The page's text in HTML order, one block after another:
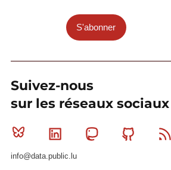
S'abonner
Suivez-nous
sur les réseaux sociaux
Bluesky Linkedin MastodonGithub
info@data.public.lu